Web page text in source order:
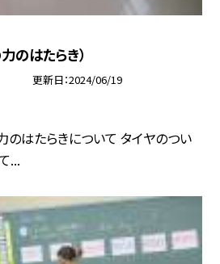
のはたらき）
更新日 2024/06/19
のはたらきについて タイヤのつい
...